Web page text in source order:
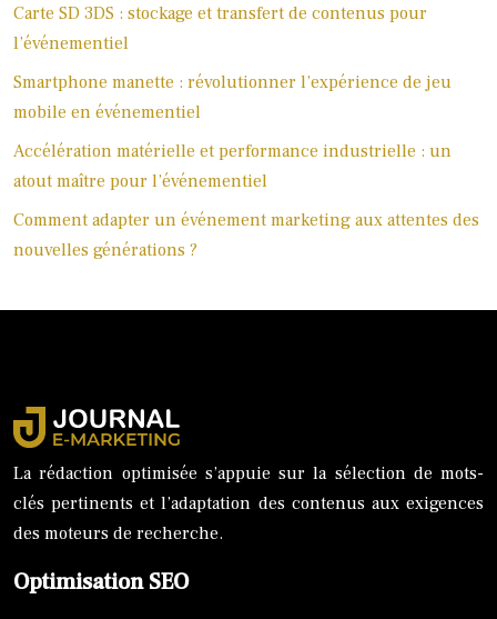
Carte SD 3DS : stockage et transfert de contenus pour
l’événementiel
Smartphone manette : révolutionner l’expérience de jeu
mobile en événementiel
Accélération matérielle et performance industrielle : un
atout maître pour l’événementiel
Comment adapter un événement marketing aux attentes des
nouvelles générations ?
La rédaction optimisée s’appuie sur la sélection de mots-
clés pertinents et l’adaptation des contenus aux exigences
des moteurs de recherche.
Optimisation SEO